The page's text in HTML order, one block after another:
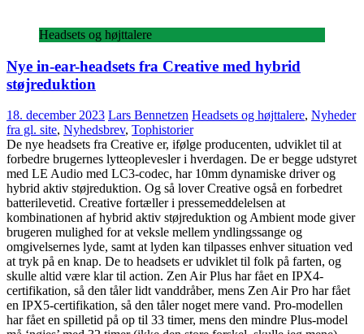
Headsets og højttalere
Nye in-ear-headsets fra Creative med hybrid
støjreduktion
18. december 2023 Lars Bennetzen Headsets og højttalere, Nyheder
fra gl. site, Nyhedsbrev, Tophistorier
De nye headsets fra Creative er, ifølge producenten, udviklet til at
forbedre brugernes lytteoplevesler i hverdagen. De er begge udstyret
med LE Audio med LC3-codec, har 10mm dynamiske driver og
hybrid aktiv støjreduktion. Og så lover Creative også en forbedret
batterilevetid. Creative fortæller i pressemeddelelsen at
kombinationen af hybrid aktiv støjreduktion og Ambient mode giver
brugeren mulighed for at veksle mellem yndlingssange og
omgivelsernes lyde, samt at lyden kan tilpasses enhver situation ved
at tryk på en knap. De to headsets er udviklet til folk på farten, og
skulle altid være klar til action. Zen Air Plus har fået en IPX4-
certifikation, så den tåler lidt vanddråber, mens Zen Air Pro har fået
en IPX5-certifikation, så den tåler noget mere vand. Pro-modellen
har fået en spilletid på op til 33 timer, mens den mindre Plus-model